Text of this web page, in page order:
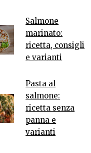
Salmone
marinato:
ricetta, consigli
e varianti
Pasta al
salmone:
ricetta senza
panna e
varianti